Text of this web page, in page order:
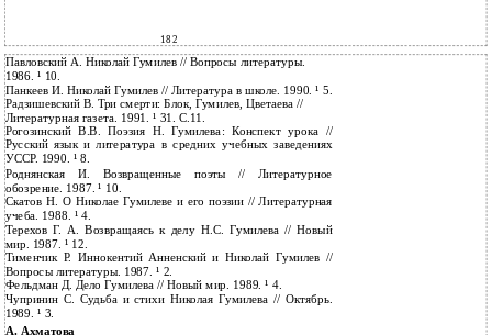
182
Павловский А. Николай Гумилев // Вопросы литературы.
1986. ¹ 10.
Панкеев И. Николай Гумилев // Литература в школе. 1990. ¹ 5.
Радзишевский В. Три смерти: Блок, Гумилев, Цветаева //
Литературная газета. 1991. ¹ 31. С.11.
Рогозинский В.В. Поэзия Н. Гумилева: Конспект урока //
Русский язык и литература в средних учебных заведениях
УССР. 1990. ¹ 8.
Роднянская И. Возвращенные поэты // Литературное
обозрение. 1987. ¹ 10.
Скатов Н. О Николае Гумилеве и его поэзии // Литературная
учеба. 1988. ¹ 4.
Терехов Г. А. Возвращаясь к делу Н.С. Гумилева // Новый
мир. 1987. ¹ 12.
Тименчик Р. Иннокентий Анненский и Николай Гумилев //
Вопросы литературы. 1987. ¹ 2.
Фельдман Д. Дело Гумилева // Новый мир. 1989. ¹ 4.
Чупринин С. Судьба и стихи Николая Гумилева // Октябрь.
1989. ¹ 3.
А. Ахматова